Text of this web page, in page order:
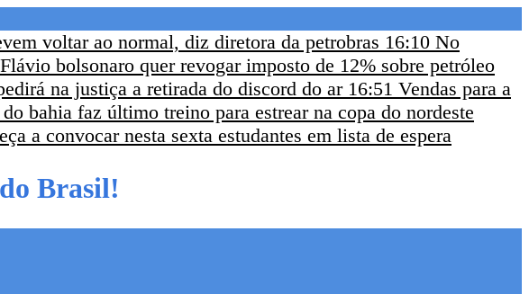
voltar ao normal, diz diretora da petrobras 16:10 No
Flávio bolsonaro quer revogar imposto de 12% sobre petróleo
na justiça a retirada do discord do ar 16:51 Vendas para a
bahia faz último treino para estrear na copa do nordeste
a convocar nesta sexta estudantes em lista de espera
do Brasil!